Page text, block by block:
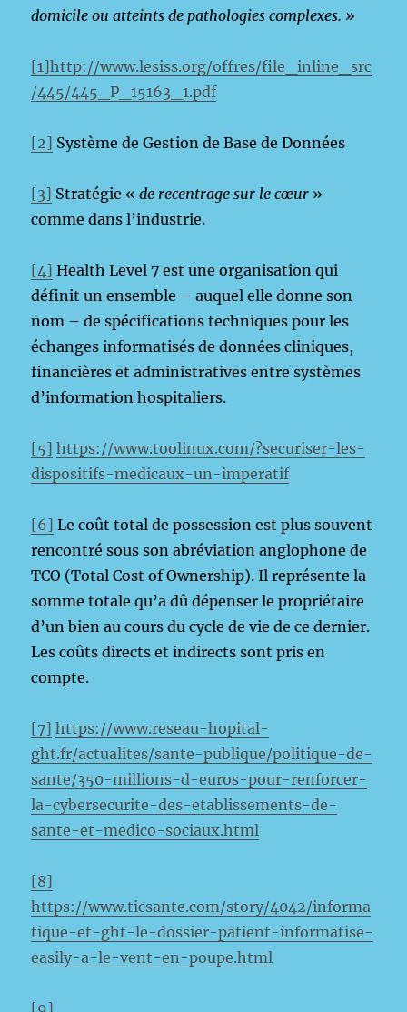
domicile ou atteints de pathologies complexes. »
[1]http://www.lesiss.org/offres/file_inline_src
/445/445_P_15163_1.pdf
[2] Système de Gestion de Base de Données
[3] Stratégie «de recentrage sur le cœur »
comme dans l’industrie.
[4] Health Level 7 est une organisation qui
définit un ensemble – auquel elle donne son
nom – de spécifications techniques pour les
échanges informatisés de données cliniques,
financières et administratives entre systèmes
d’information hospitaliers.
[5] https://www.toolinux.com/?securiser-les-
dispositifs-medicaux-un-imperatif
[6] Le coût total de possession est plus souvent
rencontré sous son abréviation anglophone de
TCO (Total Cost of Ownership). Il représente la
somme totale qu’a dû dépenser le propriétaire
d’un bien au cours du cycle de vie de ce dernier.
Les coûts directs et indirects sont pris en
compte.
[7] https://www.reseau-hopital-
ght.fr/actualites/sante-publique/politique-de-
sante/350-millions-d-euros-pour-renforcer-
la-cybersecurite-des-etablissements-de-
sante-et-medico-sociaux.html
[8]
https://www.ticsante.com/story/4042/informa
tique-et-ght-le-dossier-patient-informatise-
easily-a-le-vent-en-poupe.html
[9]